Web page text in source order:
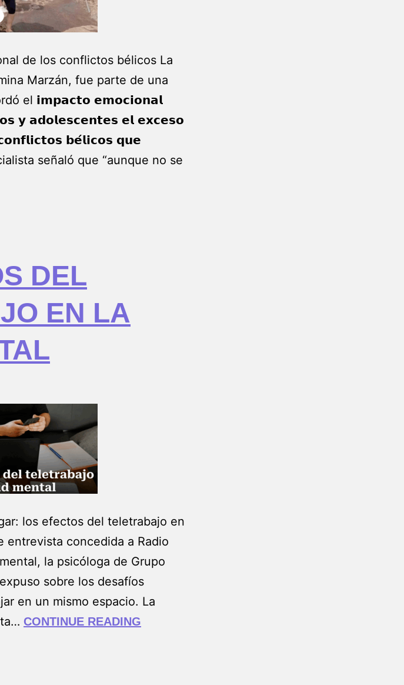
de los conflictos bélicos La
Marzán, fue parte de una
el 𝗶𝗺𝗽𝗮𝗰𝘁𝗼 𝗲𝗺𝗼𝗰𝗶𝗼𝗻𝗮𝗹
𝘆 𝗮𝗱𝗼𝗹𝗲𝘀𝗰𝗲𝗻𝘁𝗲𝘀 𝗲𝗹 𝗲𝘅𝗰𝗲𝘀𝗼
𝗯𝗲́𝗹𝗶𝗰𝗼𝘀 𝗾𝘂𝗲
señaló que “aunque no se
DEL
EN LA
los efectos del teletrabajo en
entrevista concedida a Radio
la psicóloga de Grupo
sobre los desafíos
en un mismo espacio. La
CONTINUE READING